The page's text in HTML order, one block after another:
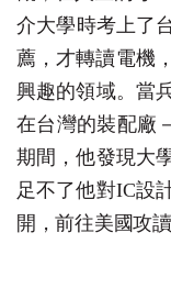
介大學時考上了
薦 ， 才轉讀電機
興趣的領域。 當
在台灣的裝配廠 －
期間，他發現大
足不了他對IC設
開，前往美國攻